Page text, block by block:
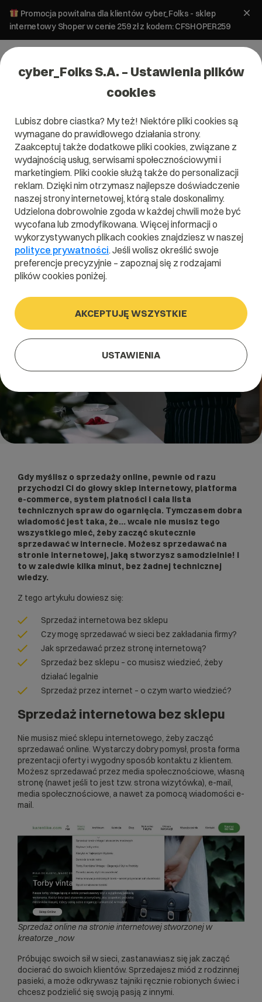
Promocja powitalna dla klientów cyber_Folks - sklep
internetowy Shoper w cenie 259 zł z kodem: CFSHOPER259
Tworzenie stron
Poradnik. Sprzedaż internetowa bez
sklepu – jak to zrobić?
7 października 2025 ok.8 min
Gdy myślisz o sprzedaży online, pewnie od razu
przychodzi Ci do głowy sklep internetowy, platforma
e-commerce, system płatności i cała lista
technicznych spraw do ogarnięcia. Tymczasem dobra
wiadomość jest taka, że… wcale nie musisz tego
wszystkiego mieć, żeby zacząć skutecznie
sprzedawać w internecie. Możesz sprzedawać na
stronie internetowej, jaką stworzysz samodzielnie! I
to w zaledwie kilka minut, bez żadnej technicznej
wiedzy.
Z tego artykułu dowiesz się:
Sprzedaż internetowa bez sklepu
Czy mogę sprzedawać w sieci bez zakładania firmy?
Jak sprzedawać przez stronę internetową?
Sprzedaż bez sklepu – co musisz wiedzieć, żeby
działać legalnie
Sprzedaż przez internet – o czym warto wiedzieć?
Sprzedaż internetowa bez sklepu
Nie musisz mieć sklepu internetowego, żeby zacząć
sprzedawać online. Wystarczy dobry pomysł, prosta forma
prezentacji oferty i wygodny sposób kontaktu z klientem.
Możesz sprzedawać przez media społecznościowe, własną
stronę (nawet jeśli to jest tzw. strona wizytówka), e-mail,
media społecznościowe, a nawet za pomocą wiadomości e-
mail.
Sprzedaż online na stronie internetowej stworzonej w
kreatorze _now
Próbując swoich sił w sieci, zastanawiasz się jak zacząć
docierać do swoich klientów. Sprzedajesz miód z rodzinnej
pasieki, a może odkrywasz tajniki ręcznie robionych świec i
chcesz podzielić się swoją pasją z innymi.
cyber_Folks S.A. – Ustawienia plików
cookies
Lubisz dobre ciastka? My też! Niektóre pliki cookies są
wymagane do prawidłowego działania strony.
Zaakceptuj także dodatkowe pliki cookies, związane z
wydajnością usług, serwisami społecznościowymi i
marketingiem. Pliki cookie służą także do personalizacji
reklam. Dzięki nim otrzymasz najlepsze doświadczenie
naszej strony internetowej, którą stale doskonalimy.
Udzielona dobrowolnie zgoda w każdej chwili może być
wycofana lub zmodyfikowana. Więcej informacji o
wykorzystywanych plikach cookies znajdziesz w naszej
polityce prywatności. Jeśli wolisz określić swoje
preferencje precyzyjnie – zapoznaj się z rodzajami
plików cookies poniżej.
AKCEPTUJĘ WSZYSTKIE
USTAWIENIA